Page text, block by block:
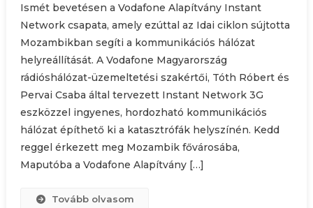
Ismét bevetésen a Vodafone Alapítvány Instant
Network csapata, amely ezúttal az Idai ciklon sújtotta
Mozambikban segíti a kommunikációs hálózat
helyreállítását. A Vodafone Magyarország
rádióshálózat-üzemeltetési szakértői, Tóth Róbert és
Pervai Csaba által tervezett Instant Network 3G
eszközzel ingyenes, hordozható kommunikációs
hálózat építhető ki a katasztrófák helyszínén. Kedd
reggel érkezett meg Mozambik fővárosába,
Maputóba a Vodafone Alapítvány […]
Tovább olvasom